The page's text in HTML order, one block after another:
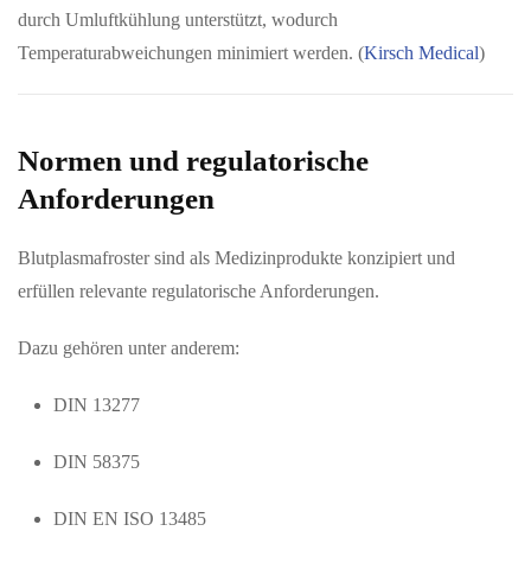
durch Umluftkühlung unterstützt, wodurch
Temperaturabweichungen minimiert werden. (Kirsch Medical)
Normen und regulatorische
Anforderungen
Blutplasmafroster sind als Medizinprodukte konzipiert und
erfüllen relevante regulatorische Anforderungen.
Dazu gehören unter anderem:
DIN 13277
DIN 58375
DIN EN ISO 13485